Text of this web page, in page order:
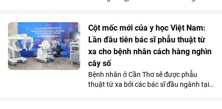
Chi phí sử dụng tiết kiệm và những ưu
đãi hấp dẫn càng khiến mẫu MPV điện 7
chỗ tăng sức hút trong tháng 7.
Cột mốc mới của y học Việt Nam:
Lần đầu tiên bác sĩ phẫu thuật từ
xa cho bệnh nhân cách hàng nghìn
cây số
Bệnh nhân ở Cần Thơ sẽ được phẫu
thuật từ xa bởi các bác sĩ đầu ngành tại